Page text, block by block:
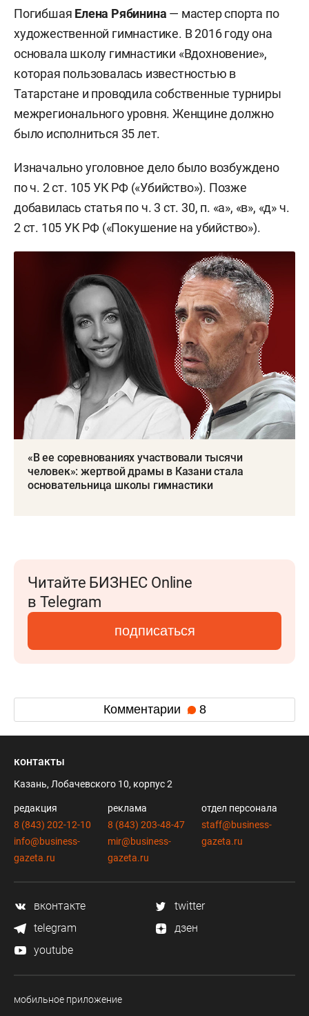
Погибшая Елена Рябинина — мастер спорта по
художественной гимнастике. В 2016 году она
основала школу гимнастики «Вдохновение»,
которая пользовалась известностью в
Татарстане и проводила собственные турниры
межрегионального уровня. Женщине должно
было исполниться 35 лет.
Изначально уголовное дело было возбуждено
по ч. 2 ст. 105 УК РФ («Убийство»). Позже
добавилась статья по ч. 3 ст. 30, п. «а», «в», «д» ч.
2 ст. 105 УК РФ («Покушение на убийство»).
«В ее соревнованиях участвовали тысячи
человек»: жертвой драмы в Казани стала
основательница школы гимнастики
Читайте БИЗНЕС Online
в Telegram
подписаться
Комментарии 8
контакты
Казань, Лобачевского 10, корпус 2
редакция
8 (843) 202-12-10
info@business-
gazeta.ru
реклама
8 (843) 203-48-47
mir@business-
gazeta.ru
отдел персонала
staff@business-
gazeta.ru
вконтакте
twitter
telegram
дзен
youtube
мобильное приложение